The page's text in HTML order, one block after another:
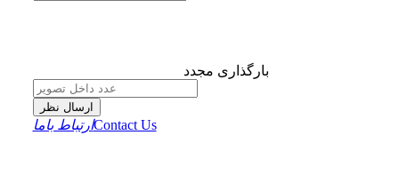
بارگذاری مجدد
ارسال نظر
ارتباط باماContact Us